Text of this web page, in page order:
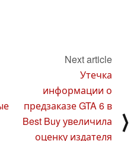
Next article
Утечка
информации о
предзаказе GTA 6 в
Best Buy увеличила
оценку издателя
⟩